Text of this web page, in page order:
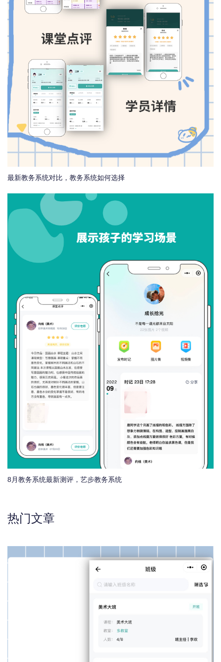
最新教务系统对比，教务系统如何选择
8月教务系统最新测评，艺步教务系统
热门文章